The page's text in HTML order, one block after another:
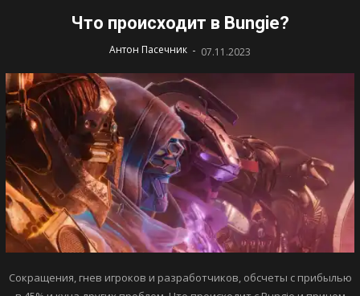
Что происходит в Bungie?
Антон Пасечник - 07.11.2023
Сокращения, гнев игроков и разработчиков, обсчеты с прибылью